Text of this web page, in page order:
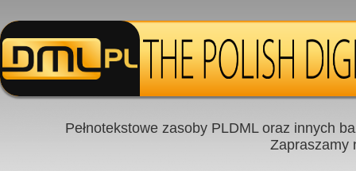
Pełnotekstowe zasoby PLDML oraz innych
Zapraszamy